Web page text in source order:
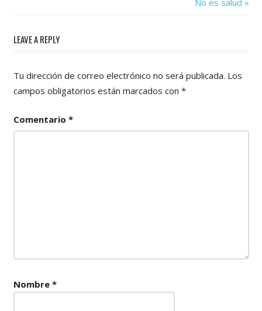
No es salud
LEAVE A REPLY
Tu dirección de correo electrónico no será publicada. Los
campos obligatorios están marcados con *
Comentario *
Nombre *